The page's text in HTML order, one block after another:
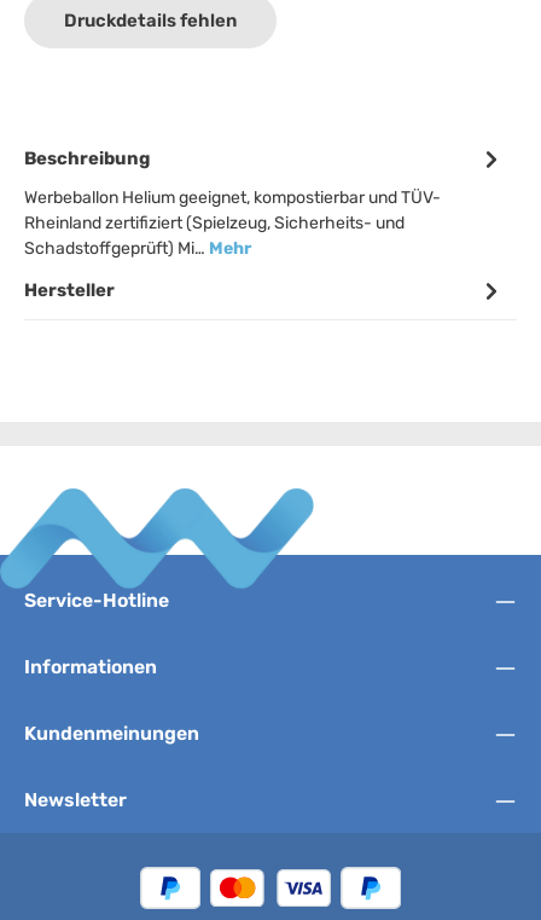
Druckdetails fehlen
Beschreibung
Werbeballon Helium geeignet, kompostierbar und TÜV-
Rheinland zertifiziert (Spielzeug, Sicherheits- und
Schadstoffgeprüft) Mi… Mehr
Hersteller
Service-Hotline
Informationen
Kundenmeinungen
Newsletter